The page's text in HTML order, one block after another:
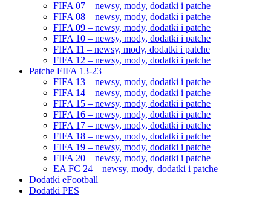
FIFA 07 – newsy, mody, dodatki i patche
FIFA 08 – newsy, mody, dodatki i patche
FIFA 09 – newsy, mody, dodatki i patche
FIFA 10 – newsy, mody, dodatki i patche
FIFA 11 – newsy, mody, dodatki i patche
FIFA 12 – newsy, mody, dodatki i patche
Patche FIFA 13-23
FIFA 13 – newsy, mody, dodatki i patche
FIFA 14 – newsy, mody, dodatki i patche
FIFA 15 – newsy, mody, dodatki i patche
FIFA 16 – newsy, mody, dodatki i patche
FIFA 17 – newsy, mody, dodatki i patche
FIFA 18 – newsy, mody, dodatki i patche
FIFA 19 – newsy, mody, dodatki i patche
FIFA 20 – newsy, mody, dodatki i patche
EA FC 24 – newsy, mody, dodatki i patche
Dodatki eFootball
Dodatki PES